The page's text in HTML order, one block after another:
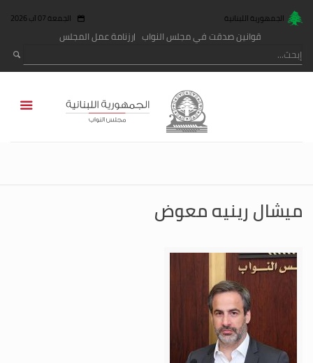
الجمهورية اللبنانية الجمعة 07 آب 2026
قوانين صدقت في مجلس النواب رزنامة عمل المجلس
ميشال رينيه معوض